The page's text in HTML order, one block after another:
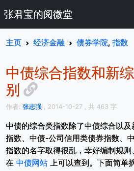
张君宝的阅微堂
主页 经济金融 债券学院, 指数
中债综合指数和新
别
作者: 张志强 , 2014-10-27 , 共 463 字
中债的综合类指数除了中债综合以
指数、中债-公司信用类债券指数、
指数的名字取得很乱，幸好编制规
在 中债网站 上可以查到。下面简单